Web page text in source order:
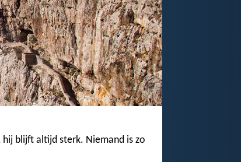
blijft altijd sterk. Niemand is zo